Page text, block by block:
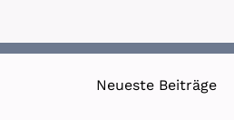
Neueste Beiträge